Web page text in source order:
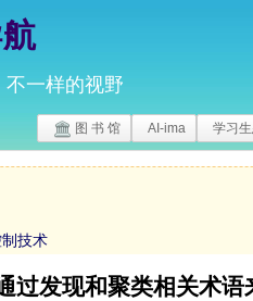
一样的视野
图 书 馆 AI-ima 学习
技术
过发现和聚类相关术语